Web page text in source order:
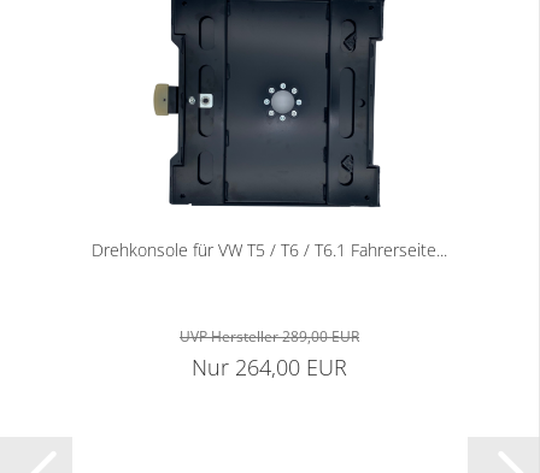
Drehkonsole für VW T5 / T6 / T6.1 Fahrerseite...
UVP Hersteller 289,00 EUR
Nur 264,00 EUR